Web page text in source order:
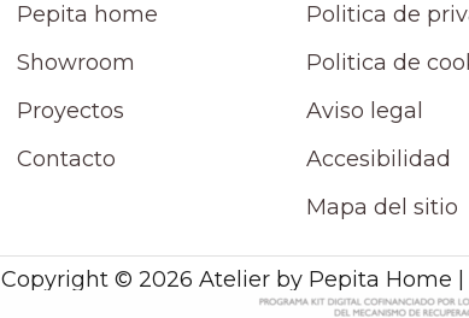
Pepita home
Showroom
Proyectos
Contacto
Politica de
Politica de
Aviso legal
Accesibilidad
Mapa del sitio
Copyright © 2026 Atelier by Pepita Home |